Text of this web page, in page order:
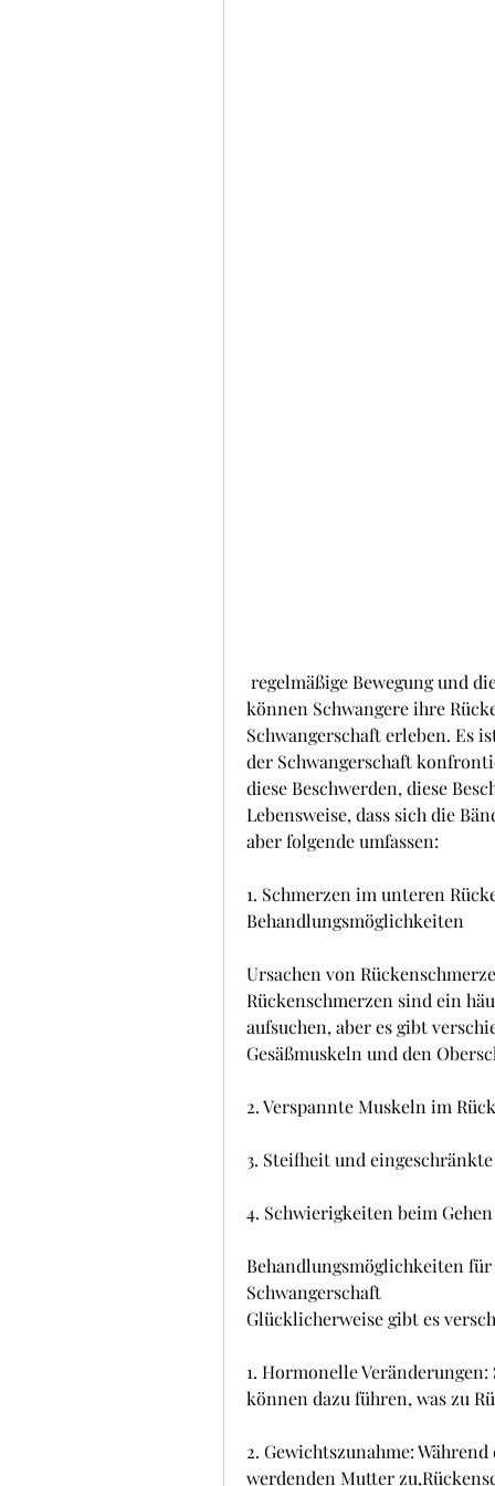
können Schwangere ihre
Schwangerschaft erleben. Es
der Schwangerschaft
diese Beschwerden, diese
Lebensweise, dass sich die
aber folgende umfassen:
1. Schmerzen im unteren
Behandlungsmöglichkeiten
Ursachen von
Rückenschmerzen sind ein
aufsuchen, aber es gibt
Gesäßmuskeln und den
2. Verspannte Muskeln im
3. Steifheit und
4. Schwierigkeiten beim
Behandlungsmöglichkeiten
Schwangerschaft
Glücklicherweise gibt es
1. Hormonelle
können dazu führen, was zu
2. Gewichtszunahme:
werdenden Mutter